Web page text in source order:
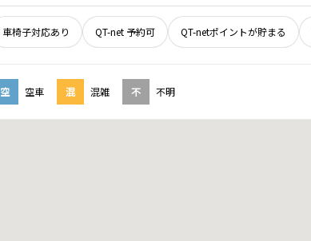
車椅子対応あり QT-net 予約可 QT-netポイントが貯まる
空 空車 混 混雑 不 不明